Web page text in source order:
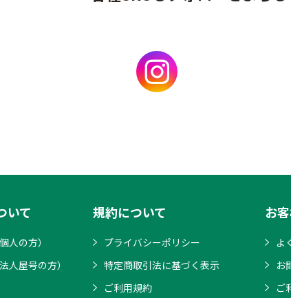
いて
人の方）
人屋号の方）
規約について
プライバシーポリシー
特定商取引法に基づく表示
ご利用規約
お
よ
お
ご